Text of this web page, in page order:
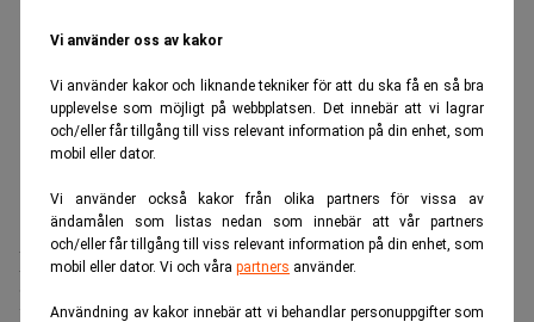
Vi använder oss av kakor
Vi använder kakor och liknande tekniker för att du ska få en så bra
upplevelse som möjligt på webbplatsen. Det innebär att vi lagrar
och/eller får tillgång till viss relevant information på din enhet, som
mobil eller dator.
Vi använder också kakor från olika partners för vissa av
ändamålen som listas nedan som innebär att vår partners
och/eller får tillgång till viss relevant information på din enhet, som
mobil eller dator. Vi och våra partners använder.
Användning av kakor innebär att vi behandlar personuppgifter som
Realtid.se Makro
Ryssland i oväntad bränslekris – tar
hjälp från Sydkorea